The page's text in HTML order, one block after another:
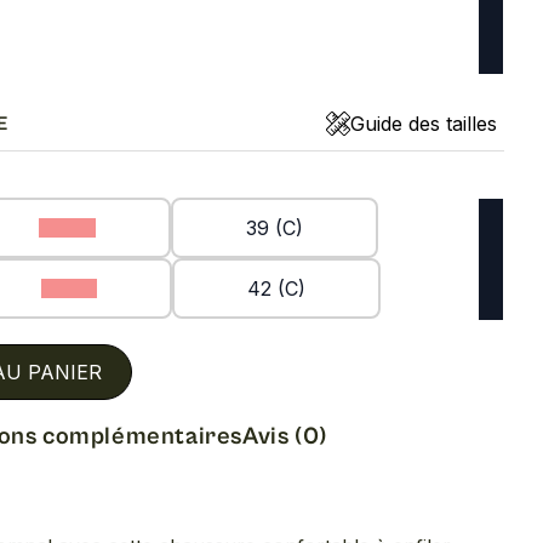
Guide des tailles
39 (C)
42 (C)
PANIER
complémentairesAvis (0)